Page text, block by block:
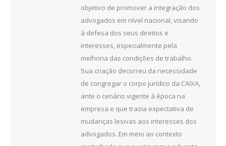
objetivo de promover a integração dos
advogados em nível nacional, visando
à defesa dos seus direitos e
interesses, especialmente pela
melhoria das condições de trabalho.
Sua criação decorreu da necessidade
de congregar o corpo jurídico da CAIXA,
ante o cenário vigente à época na
empresa e que trazia expectativa de
mudanças lesivas aos interesses dos
advogados. Em meio ao contexto